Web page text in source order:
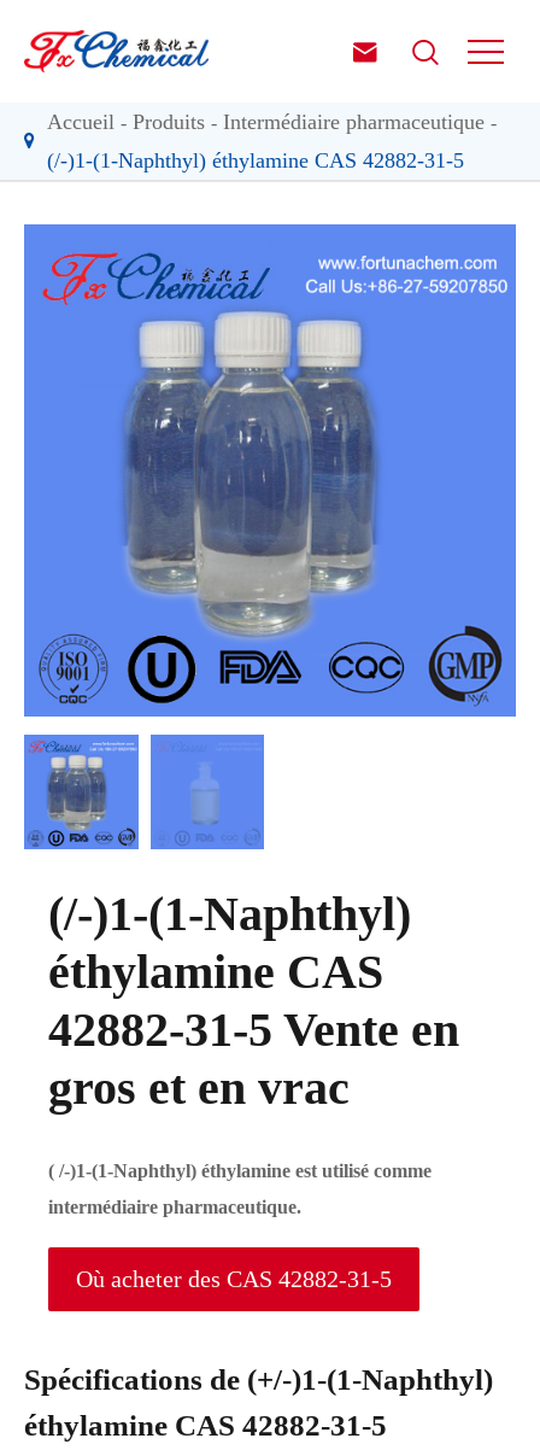
 
Accueil Produits
Intermédiaire pharmaceutique
(/-)1-(1-Naphthyl) éthylamine CAS 42882-31-5
(/-)1-(1-Naphthyl)
éthylamine CAS
42882-31-5 Vente en
gros et en vrac
( /-)1-(1-Naphthyl) éthylamine est utilisé comme
intermédiaire pharmaceutique.
Où acheter des CAS 42882-31-5
Spécifications de (+/-)1-(1-Naphthyl)
éthylamine CAS 42882-31-5